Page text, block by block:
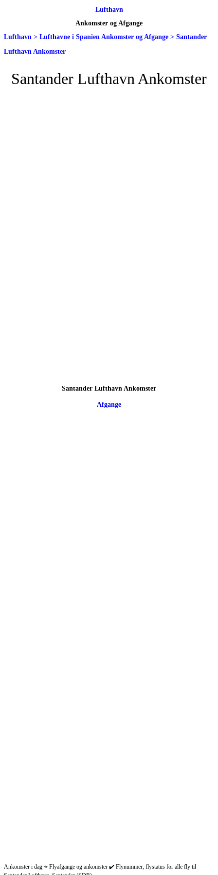
Lufthavn
Ankomster og Afgange
Lufthavn > Lufthavne i Spanien Ankomster og Afgange > Santander
Lufthavn Ankomster
Santander Lufthavn Ankomster
Santander Lufthavn Ankomster
Afgange
Ankomster i dag ⭐ Flyafgange og ankomster ✔️ Flynummer, flystatus for alle fly til